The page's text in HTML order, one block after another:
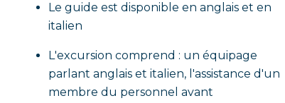
Le guide est disponible en anglais et en
italien
L'excursion comprend : un équipage
parlant anglais et italien, l'assistance d'un
membre du personnel avant